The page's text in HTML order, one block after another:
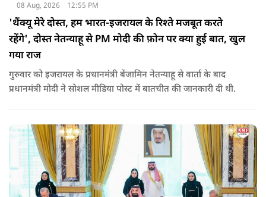
08 Aug, 2026 12:55 PM
'थैंक्यू मेरे दोस्त, हम भारत-इजरायल के रिश्ते मजबूत करते
रहेंगे', दोस्त नेतन्याहू से PM मोदी की फ़ोन पर क्या हुई बात, खुल
गया राज
गुरुवार को इजरायल के प्रधानमंत्री बेंजामिन नेतन्याहू से वार्ता के बाद
प्रधानमंत्री मोदी ने सोशल मीड‍िया पोस्‍ट में बातचीत की जानकारी दी थी.